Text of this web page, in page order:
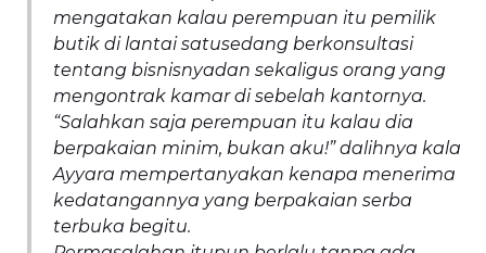
mengatakan kalau perempuan itu pemilik
butik di lantai satusedang berkonsultasi
tentang bisnisnyadan sekaligus orang yang
mengontrak kamar di sebelah kantornya.
“Salahkan saja perempuan itu kalau dia
berpakaian minim, bukan aku!” dalihnya kala
Ayyara mempertanyakan kenapa menerima
kedatangannya yang berpakaian serba
terbuka begitu.